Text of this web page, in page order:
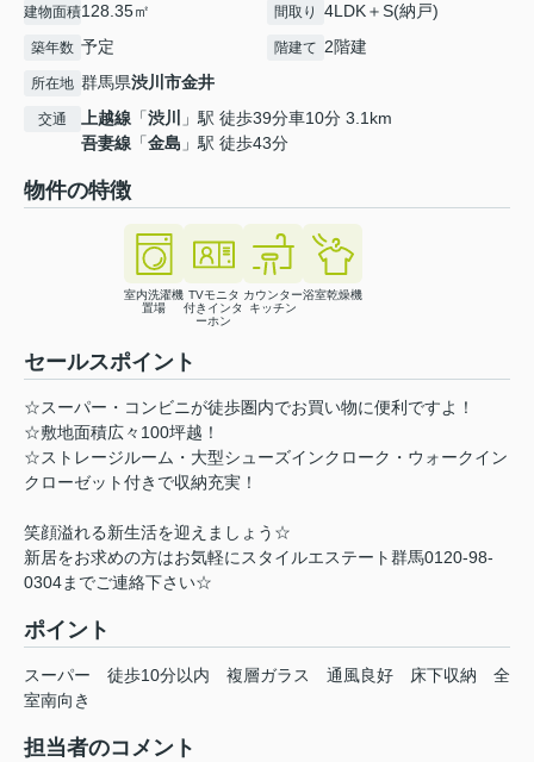
建物面積128.35㎡ 間取り 4LDK＋S(納戸)
築年数 予定 階建て 2階建
所在地 群馬県渋川市金井
交通 上越線 「渋川
」駅 徒歩39分車10分 3.1km
吾妻線 「金島 」駅 徒歩43分
物件の特徴
室内洗濯機
置場
TVモニタ
付きインタ
ーホン
カウンター
キッチン
浴室乾燥機
セールスポイント
☆スーパー・コンビニが徒歩圏内でお買い物に便利ですよ！
☆敷地面積広々100坪越！
☆ストレージルーム・大型シューズインクローク・ウォークイン
クローゼット付きで収納充実！
笑顔溢れる新生活を迎えましょう☆
新居をお求めの方はお気軽にスタイルエステート群馬0120-98-
0304までご連絡下さい☆
ポイント
スーパー 徒歩10分以内 複層ガラス 通風良好 床下収納
全
室南向き
担当者のコメント